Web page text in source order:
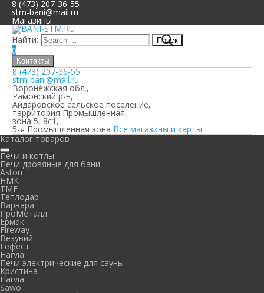
8 (473) 207-36-55
stm-bani@mail.ru
Магазины
Найти:
0
Контакты
8 (473) 207-36-55
stm-bani@mail.ru
Воронежская обл.,
Рамонский р-н,
Айдаровское сельское поселение,
территория Промышленная,
зона 5, 8с1,
5-я Промышленная зона Все магазины и карты
Каталог товаров
Печи и котлы
Печи дровяные для бани
Aston
НМК
TMF
Теплодар
Варвара
ПроМеталл
Ермак
Fireway
Везувий
Гефест
Harvia
Печи электрические для сауны
Кристина
Harvia
Sawo